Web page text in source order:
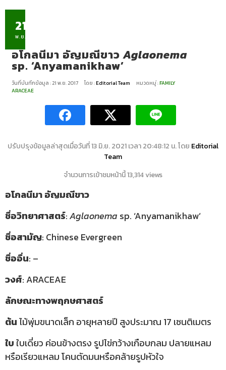
21
พ.ย.
อโกลนีมา อัญมณีขาวAglaonema
sp. ‘Anyamanikhaw’
วันที่บันทึกข้อมูล : 21 พ.ย. 2017 โดย :Editorial Team หมวดหมู่ :FAMILY
ARACEAE
ปรับปรุงข้อมูลล่าสุดเมื่อวันที่ 13 มิ.ย. 2021 เวลา 20:48:12 น. โดย Editorial
Team
จำนวนการเข้าชมหน้านี้ 13,314 views
อโกลนีมา อัญมณีขาว
ชื่อวิทยาศาสตร์:Aglaonema sp. ‘Anyamanikhaw’
ชื่อสามัญ: Chinese Evergreen
ชื่ออื่น: –
วงศ์: ARACEAE
ลักษณะทางพฤกษศาสตร์
ต้นไม้พุ่มขนาดเล็ก อายุหลายปี สูงประมาณ 17 เซนติเมตร
ใบใบเดี่ยว ค่อนข้างตรง รูปไข่กว้างเกือบกลม ปลายแหลม
หรือเรียวแหลม โคนตัดมนหรือคล้ายรูปหัวใจ